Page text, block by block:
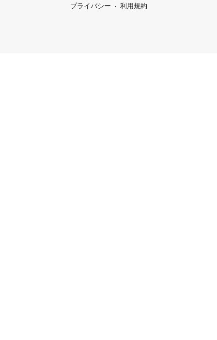
プライバシー
利用規約